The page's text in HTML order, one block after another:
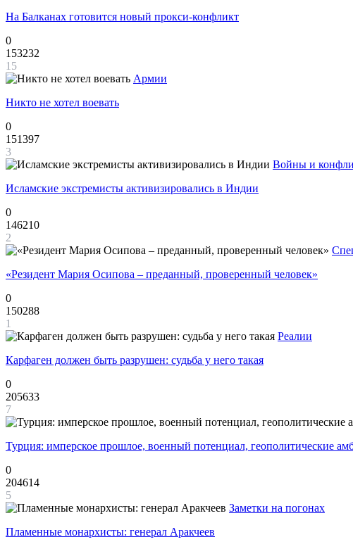
На Балканах готовится новый прокси-конфликт
0
153232
15
Армии
Никто не хотел воевать
0
151397
3
Войны и
Исламские экстремисты активизировались в Индии
0
146210
2
«Резидент Мария Осипова – преданный, проверенный человек»
0
150288
1
Реалии
Карфаген должен быть разрушен: судьба у него такая
0
205633
7
Турция: имперское прошлое, военный потенциал, геополитические
0
204614
5
Заметки на погонах
Пламенные монархисты: генерал Аракчеев